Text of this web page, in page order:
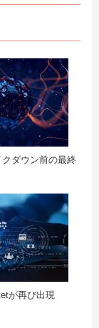
ダウン前の最終
が再び出現